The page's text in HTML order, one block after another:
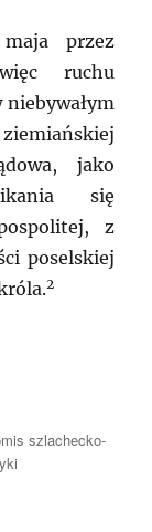
przez
ruchu
niebywałym
jako
się
z
poselskiej
2
szlachecko-